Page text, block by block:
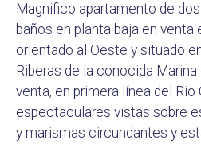
Magnifico apartamento de
baños en planta baja en venta
orientado al Oeste y situado
Riberas de la conocida
venta, en primera línea del Rio
espectaculares vistas sobre
y marismas circundantes y